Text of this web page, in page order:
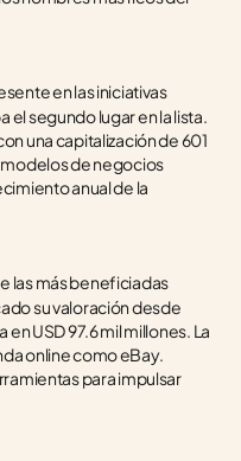
en las iniciativas
segundo lugar en la lista.
una capitalización de 601
modelos de negocios
anual de la
las más beneficiadas
su valoración desde
USD 97.6 mil millones. La
online como eBay.
para impulsar